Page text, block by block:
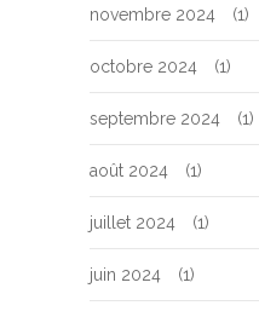
novembre 2024 (1)
octobre 2024 (1)
septembre 2024 (1)
août 2024 (1)
juillet 2024 (1)
juin 2024 (1)